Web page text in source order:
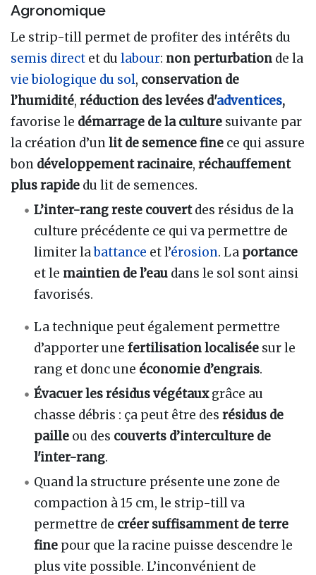
Agronomique
Le strip-till permet de profiter des intérêts du
semis direct et du labour: non perturbation de la
vie biologique du sol, conservation de
l’humidité, réduction des levées d'adventices,
favorise le démarrage de la culture suivante par
la création d’unlit de semence fine ce qui assure
bon développement racinaire, réchauffement
plus rapide du lit de semences.
L’inter-rang reste couvertdes résidus de la
culture précédente ce qui va permettre de
limiter labattance et l’érosion. La portance
et le maintien de l’eau dans le sol sont ainsi
favorisés.
La technique peut également permettre
d’apporter unefertilisation localisée sur le
rang et donc une économie d’engrais.
Évacuer les résidus végétauxgrâce au
chasse débris : ça peut être desrésidus de
paille ou des couverts d’interculture de
l'inter-rang.
Quand la structure présente une zone de
compaction à 15 cm, le strip-till va
permettre de créer suffisamment de terre
fine pour que la racine puisse descendre le
plus vite possible. L’inconvénient de